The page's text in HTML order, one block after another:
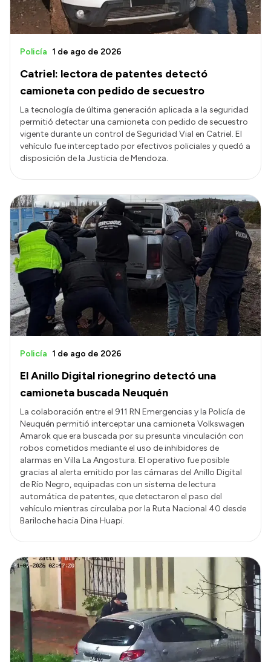
Catriel: lectora de patentes detectó
camioneta con pedido de secuestro
Policía 1 de ago de 2026
La tecnología de última generación aplicada a la seguridad
permitió detectar una camioneta con pedido de secuestro
vigente durante un control de Seguridad Vial en Catriel. El
vehículo fue interceptado por efectivos policiales y quedó a
disposición de la Justicia de Mendoza.
El Anillo Digital rionegrino detectó una
camioneta buscada Neuquén
Policía 1 de ago de 2026
La colaboración entre el 911 RN Emergencias y la Policía de
Neuquén permitió interceptar una camioneta Volkswagen
Amarok que era buscada por su presunta vinculación con
robos cometidos mediante el uso de inhibidores de
alarmas en Villa La Angostura. El operativo fue posible
gracias al alerta emitido por las cámaras del Anillo Digital
de Río Negro, equipadas con un sistema de lectura
automática de patentes, que detectaron el paso del
vehículo mientras circulaba por la Ruta Nacional 40 desde
Bariloche hacia Dina Huapi.